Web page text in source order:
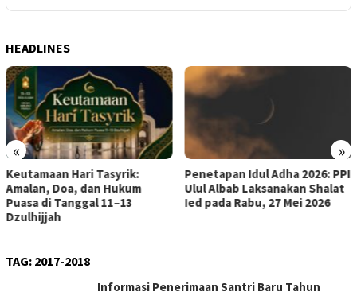
HEADLINES
« »
Keutamaan Hari Tasyrik:
Amalan, Doa, dan Hukum
Puasa di Tanggal 11–13
Dzulhijjah
Penetapan Idul Adha 2026: PPI
Ulul Albab Laksanakan Shalat
Ied pada Rabu, 27 Mei 2026
TAG: 2017-2018
Informasi Penerimaan Santri Baru Tahun